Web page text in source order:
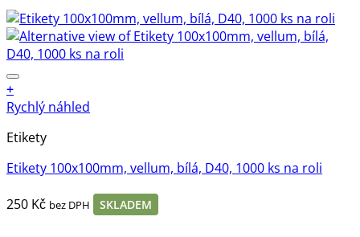
+
Rychlý náhled
Etikety
Etikety 100x100mm, vellum, bílá, D40, 1000 ks na roli
250 Kč bez DPH SKLADEM